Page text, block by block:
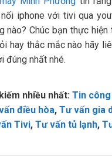
iphone với tivi qua
nào? Chúc bạn thực hiện
hay thắc mắc nào hãy
đúng nhất nhé.
nhiều nhất: Tin
điều hòa, Tư vấn gia
Tivi, Tư vấn tủ lạnh,